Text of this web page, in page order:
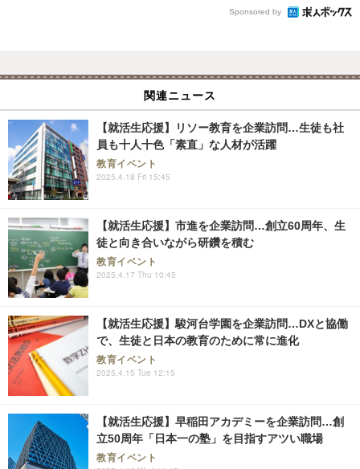
Sponsored by
関連ニュース
【就活生応援】リソー教育を企業訪問…生徒も社
員も十人十色「素直」な人材が活躍
教育イベント
2025.4.18 Fri 15:45
【就活生応援】市進を企業訪問…創立60周年、生
徒と向き合いながら研鑽を積む
教育イベント
2025.4.17 Thu 10:45
【就活生応援】駿河台学園を企業訪問…DXと協働
で、生徒と日本の教育のために常に進化
教育イベント
2025.4.15 Tue 12:15
【就活生応援】早稲田アカデミーを企業訪問…創
立50周年「日本一の塾」を目指すアツい職場
教育イベント